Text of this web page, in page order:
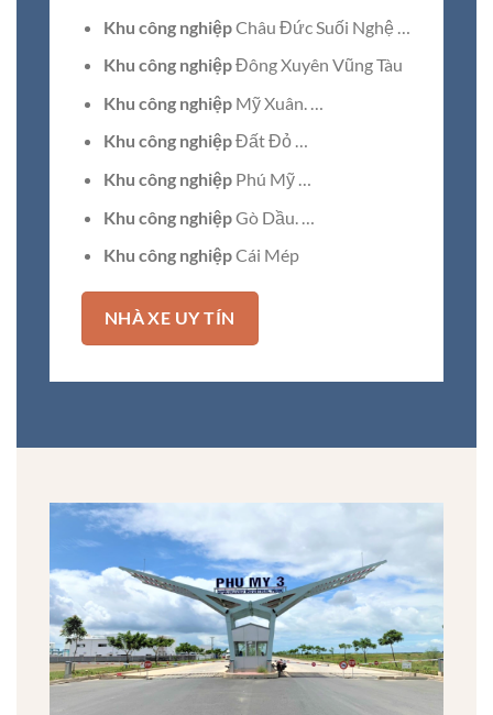
Khu công nghiệpChâu Đức Suối Nghệ …
Khu công nghiệpĐông Xuyên Vũng Tàu
Khu công nghiệp Mỹ Xuân. …
Khu công nghiệpĐất Đỏ …
Khu công nghiệp Phú Mỹ …
Khu công nghiệpGò Dầu. …
Khu công nghiệpCái Mép
NHÀ XE UY TÍN